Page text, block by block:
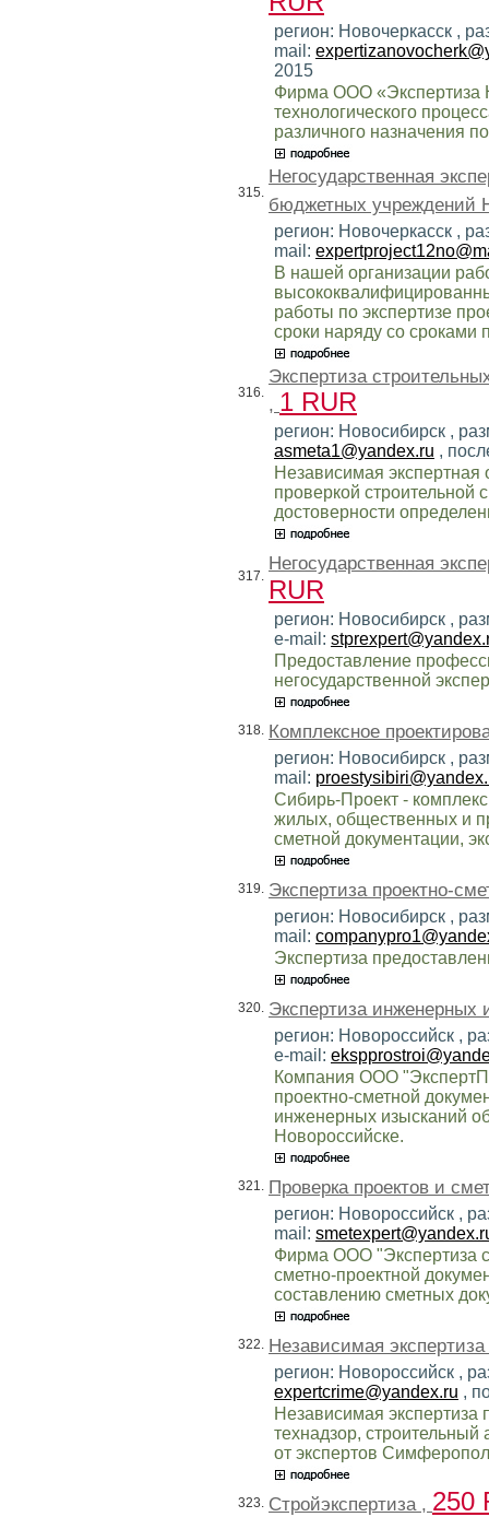
регион: Новочеркасск ,
mail:
2015
Фирма ООО «Экспертиза
технологического
различного назначения
315.
Негосударственная
бюджетных учреждений
регион: Новочеркасск ,
mail:
В нашей организации
работы по экспертизе
сроки наряду со сроками
316.
Экспертиза
, 1 RUR
регион: Новосибирск ,
asmeta1@yandex.ru ,
Независимая экспертная
проверкой строительной
достоверности
317.
Негосударственная
RUR
регион: Новосибирск ,
e-mail:
Предоставление
негосударственной
318. Комплексное
регион: Новосибирск ,
mail:
Сибирь-Проект -
жилых, общественных и
сметной документации,
319. Экспертиза проектно-
регион: Новосибирск ,
mail:
Экспертиза
320. Экспертиза инженерных
регион: Новороссийск ,
e-mail:
Компания ООО
проектно-сметной
инженерных изысканий
Новороссийске.
321. Проверка проектов и
регион: Новороссийск ,
mail:
Фирма ООО "Экспертиза
сметно-проектной
составлению сметных
322. Независимая
регион: Новороссийск ,
expertcrime@yandex.ru ,
Независимая экспертиза
технадзор, строительный
от экспертов
323. Стройэкспертиза , 250